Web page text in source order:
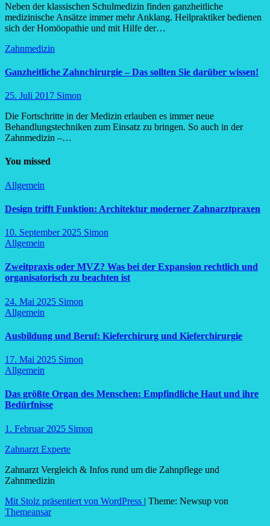
Neben der klassischen Schulmedizin finden ganzheitliche
medizinische Ansätze immer mehr Anklang. Heilpraktiker bedienen
sich der Homöopathie und mit Hilfe der…
Zahnmedizin
Ganzheitliche Zahnchirurgie – Das sollten Sie darüber wissen!
25. Juli 2017 Simon
Die Fortschritte in der Medizin erlauben es immer neue
Behandlungstechniken zum Einsatz zu bringen. So auch in der
Zahnmedizin –…
You missed
Allgemein
Design trifft Funktion: Architektur moderner Zahnarztpraxen
10. September 2025 Simon
Allgemein
Zweitpraxis oder MVZ? Was bei der Expansion rechtlich und
organisatorisch zu beachten ist
24. Mai 2025 Simon
Allgemein
Ausbildung und Beruf: Kieferchirurg und Kieferchirurgie
17. Mai 2025 Simon
Allgemein
Das größte Organ des Menschen: Empfindliche Haut und ihre
Bedürfnisse
1. Februar 2025 Simon
Zahnarzt Experte
Zahnarzt Vergleich & Infos rund um die Zahnpflege und
Zahnmedizin
Mit Stolz präsentiert von WordPress | Theme: Newsup von
Themeansar